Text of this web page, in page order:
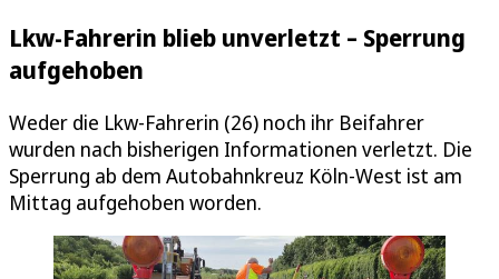
Lkw-Fahrerin blieb unverletzt – Sperrung
aufgehoben
Weder die Lkw-Fahrerin (26) noch ihr Beifahrer
wurden nach bisherigen Informationen verletzt. Die
Sperrung ab dem Autobahnkreuz Köln-West ist am
Mittag aufgehoben worden.